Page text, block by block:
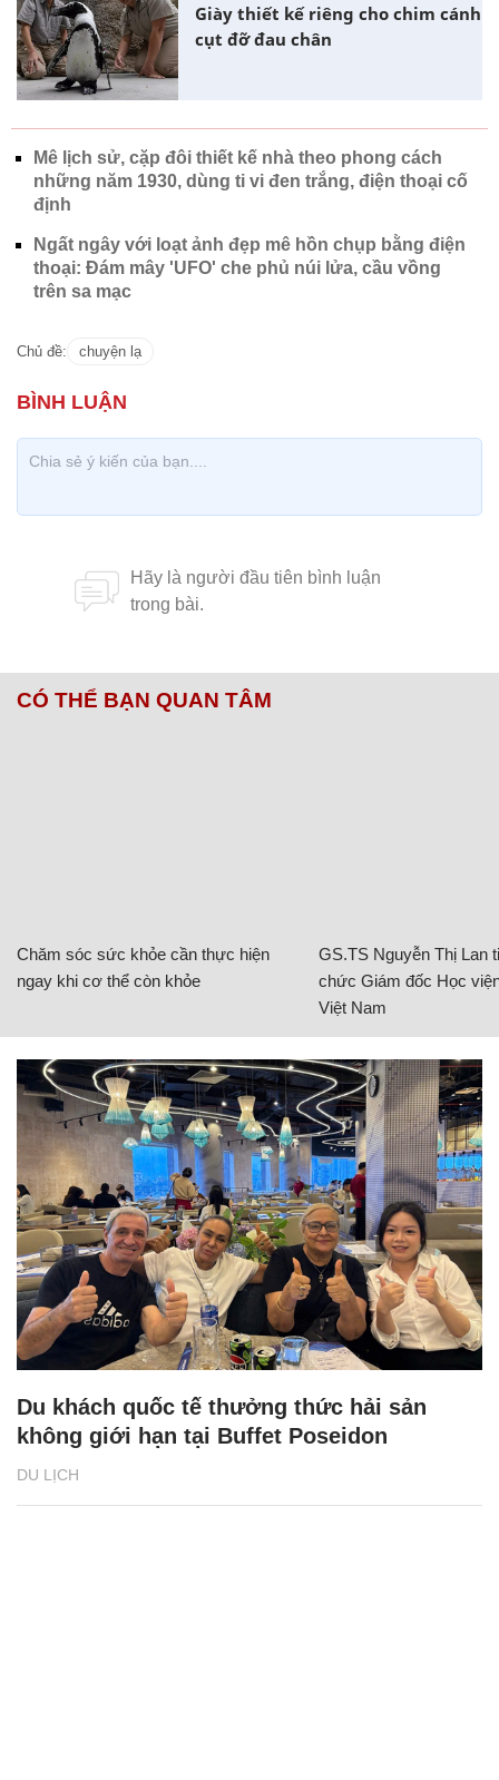
Giày thiết kế riêng cho chim cánh
cụt đỡ đau chân
Mê lịch sử, cặp đôi thiết kế nhà theo phong cách
những năm 1930, dùng ti vi đen trắng, điện thoại cố
định
Ngất ngây với loạt ảnh đẹp mê hồn chụp bằng điện
thoại: Đám mây 'UFO' che phủ núi lửa, cầu vồng
trên sa mạc
Chủ đề: chuyện lạ
CÓ THỂ BẠN QUAN TÂM
Chăm sóc sức khỏe cần thực hiện
ngay khi cơ thể còn khỏe
GS.TS Nguyễn Thị Lan
chức Giám đốc Học
Việt Nam
DU LỊCH
Du khách quốc tế thưởng thức hải sản
không giới hạn tại Buffet Poseidon